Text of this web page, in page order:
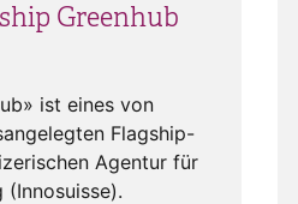
Greenhub
ist eines von
Flagship-
Agentur für